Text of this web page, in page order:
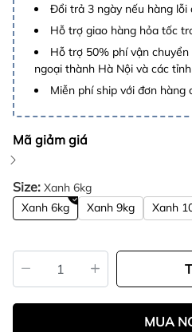
Đổi trả 3 ngày nếu hàng lỗi
Hỗ trợ giao hàng hỏa tốc
Hỗ trợ 50% phí vận
ngoại thành Hà Nội và các tỉnh
Miễn phí ship với đơn hàng
Mã giảm giá
Size: Xanh 6kg
Xanh 6kg
Xanh 9kg Xanh
MUA